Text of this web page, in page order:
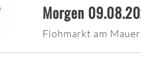
Morgen
Flohmarkt am